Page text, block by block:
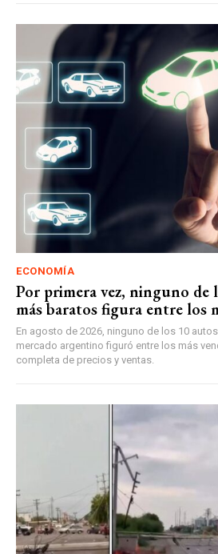
ECONOMÍA
Por primera vez, ninguno de
más baratos figura entre los
En agosto de 2026, ninguno de los 10
mercado argentino figuró entre los más
completa de precios y ventas.